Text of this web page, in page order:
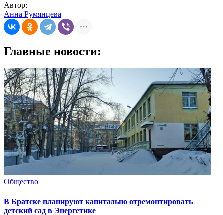
Автор:
Анна Румянцева
Главные новости:
Общество
В Братске планируют капитально отремонтировать
детский сад в Энергетике